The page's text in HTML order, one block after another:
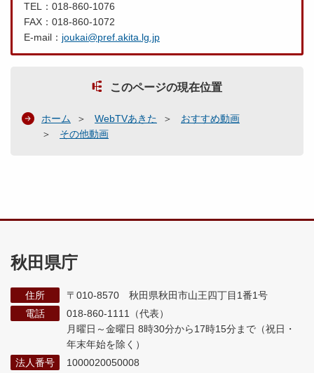
TEL：018-860-1076
FAX：018-860-1072
E-mail： joukai@pref.akita.lg.jp
このページの現在位置
ホーム WebTVあきた
おすすめ動画
その他動画
秋田県庁
住所
〒010-8570 秋田県秋田市山王四丁目1番1号
電話
018-860-1111（代表）
月曜日～金曜日 8時30分から17時15分まで （祝日・
年末年始を除く）
法人番号
1000020050008